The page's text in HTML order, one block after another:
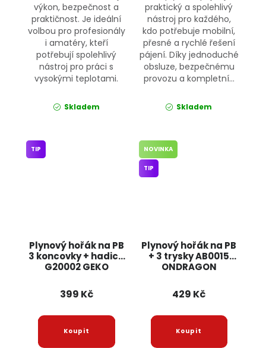
výkon, bezpečnost a
praktičnost. Je ideální
volbou pro profesionály
i amatéry, kteří
potřebují spolehlivý
nástroj pro práci s
vysokými teplotami.
Skladem
praktický a spolehlivý
nástroj pro každého,
kdo potřebuje mobilní,
přesné a rychlé řešení
pájení. Díky jednoduché
obsluze, bezpečnému
provozu a kompletní...
Skladem
Plynový hořák na PB
3 koncovky + hadice
G20002 GEKO
TIP
399 Kč
Plynový hořák na PB
+ 3 trysky AB0015
ONDRAGON
NOVINKA
TIP
429 Kč